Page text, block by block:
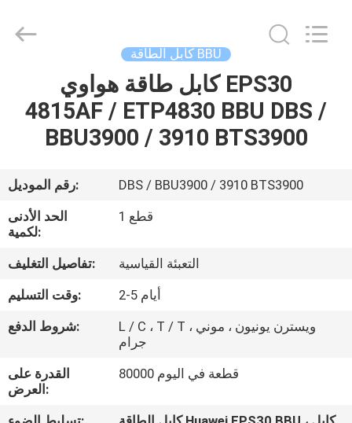
الصفحة
الرئيسية
معلومات
عنا
جولة
في
المعمل
مراقبة
Copyright
opticcables.com.
كابل الطاقة BBU
كابل طاقة هواوي EPS30
4815AF / ETP4830 BBU DBS /
BBU3900 / 3910 BTS3900
رقم الموديل:
DBS / BBU3900 / 3910 BTS3900
الحد الأدنى
لكمية:
1 قطع
تفاصيل التغليف:
التعبئة القياسية
وقت التسليم:
2-5 أيام
شروط الدفع:
L / C ، T / T ، ويسترن يونيون ، موني
جرام
القدرة على
العرض:
80000 قطعة في اليوم